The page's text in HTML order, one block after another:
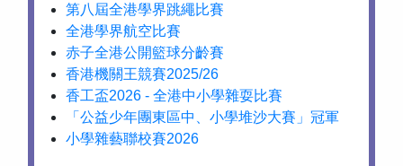
第八屆全港學界跳繩比賽
全港學界航空比賽
赤子全港公開籃球分齡賽
香港機關王競賽2025/26
香工盃2026 - 全港中小學雜耍比賽
「公益少年團東區中、小學堆沙大賽」冠軍
小學雜藝聯校賽2026